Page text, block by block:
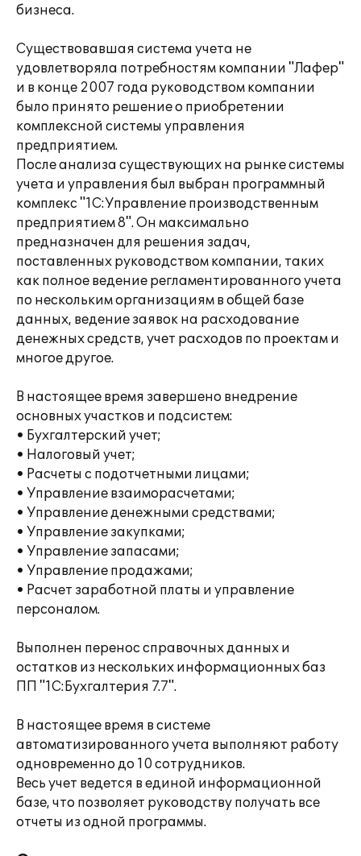
бизнеса.
Существовавшая система учета не
удовлетворяла потребностям компании "Лафер"
и в конце 2007 года руководством компании
было принято решение о приобретении
комплексной системы управления
предприятием.
После анализа существующих на рынке системы
учета и управления был выбран программный
комплекс "1С:Управление производственным
предприятием 8". Он максимально
предназначен для решения задач,
поставленных руководством компании, таких
как полное ведение регламентированного учета
по нескольким организациям в общей базе
данных, ведение заявок на расходование
денежных средств, учет расходов по проектам и
многое другое.
В настоящее время завершено внедрение
основных участков и подсистем:
• Бухгалтерский учет;
• Налоговый учет;
• Расчеты с подотчетными лицами;
• Управление взаиморасчетами;
• Управление денежными средствами;
• Управление закупками;
• Управление запасами;
• Управление продажами;
• Расчет заработной платы и управление
персоналом.
Выполнен перенос справочных данных и
остатков из нескольких информационных баз
ПП "1С:Бухгалтерия 7.7".
В настоящее время в системе
автоматизированного учета выполняют работу
одновременно до 10 сотрудников.
Весь учет ведется в единой информационной
базе, что позволяет руководству получать все
отчеты из одной программы.